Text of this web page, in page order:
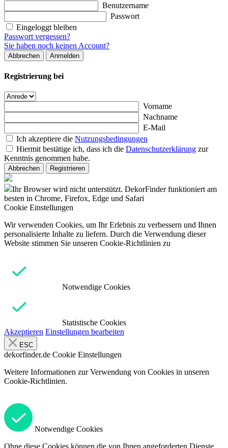
Benutzername
Passwort
Eingeloggt bleiben
Passwort vergessen?
Sie haben noch keinen Account?
Abbrechen Anmelden
Registrierung bei
Vorname
Nachname
E-Mail
Ich akzeptiere die Nutzungsbedingungen
Hiermit bestätige ich, dass ich die Datenschutzerklärung zur
Kenntnis genommen habe.
Abbrechen Registrieren
Ihr Browser wird nicht unterstützt. DekorFinder funktioniert am
besten in Chrome, Firefox, Edge und Safari
Cookie Einstellungen
Wir verwenden Cookies, um Ihr Erlebnis zu verbessern und Ihnen
personalisierte Inhalte zu liefern. Durch die Verwendung dieser
Website stimmen Sie unseren Cookie-Richtlinien zu
Notwendige Cookies
Statistische Cookies
Akzeptieren Einstellungen bearbeiten
ESC
dekorfinder.de Cookie Einstellungen
Weitere Informationen zur Verwendung von Cookies in unseren
Cookie-Richtlinien.
Notwendige Cookies